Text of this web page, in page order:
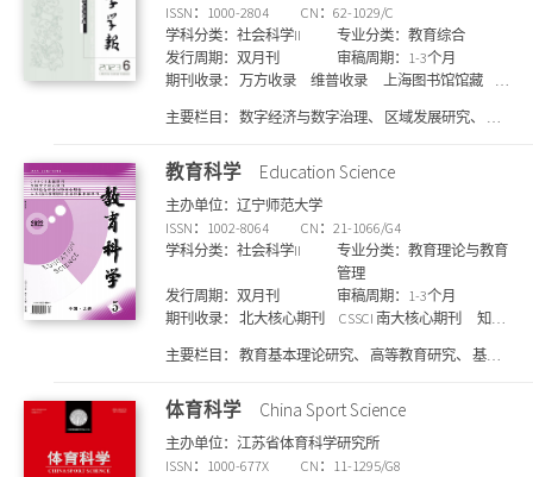
ISSN：1000-2804
CN：62-1029/C
学科分类：社会科学II
专业分类：教育综合
发行周期：双月刊
审稿周期：1-3个月
期刊收录： 万方收录 维普收录
上海图书馆馆藏
图书馆馆藏
统计源核心期刊
主要栏目： 数字经济与数字治理、 区域发展研究、 文
史学、 外国文学、 绿色发展研究、 哲学研究、 国家安
全与社会治理、 边疆环境史、 教育教学研究、 古典文
学、 新诗研究、 文学研究、 中华民族共同体建设、 生
态文明研究、 农业伦理学、 中国式现代化与共同富
裕、 新闻传播学、 边疆水利史研究、 马克思主义哲
教育科学 Education Science
主办单位：辽宁师范大学
ISSN：1002-8064
CN：21-1066/G4
学科分类：社会科学II
专业分类：教育理论与教育
管理
发行周期：双月刊
审稿周期：1-3个月
期刊收录： 北大核心期刊 CSSCI 南大核心期刊
知网
图书馆馆藏
SCD期刊目录
主要栏目： 教育基本理论研究、 高等教育研究、 基础
研究、 教学理论研究、 学前教育研究、 课程与教学研
究、 专栏、 学习空间研究、 课程思政研究、 教育政策
与管理研究 会议综述
体育科学 China Sport Science
主办单位：江苏省体育科学研究所
ISSN：1000-677X
CN：11-1295/G8